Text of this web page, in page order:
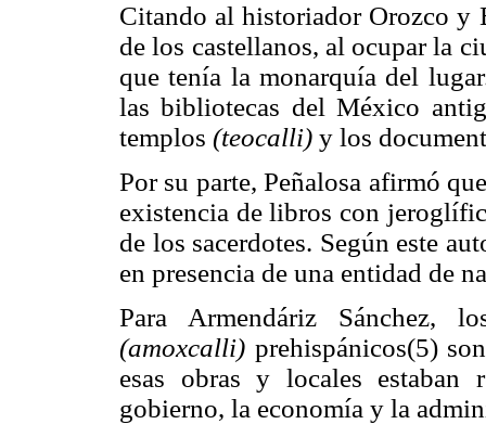
Citando al historiador Orozco y
de los castellanos, al ocupar la
que tenía la monarquía del
las bibliotecas del México
templos (teocalli) y los
Por su parte, Peñalosa afirmó
existencia de libros con
de los sacerdotes. Según este
en presencia de una entidad de
Para Armendáriz Sánchez,
(amoxcalli) prehispánicos(5)
esas obras y locales estaban
gobierno, la economía y la